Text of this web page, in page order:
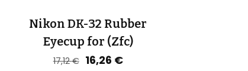
Nikon DK-32 Rubber
Eyecup for (Zfc)
17,12€ Izvorna
16,26 €Trenutna